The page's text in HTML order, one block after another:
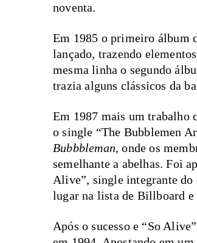
noventa.
Em 1985 o primeiro álbum
lançado, trazendo
mesma linha o segundo
trazia alguns clássicos da
Em 1987 mais um trabalho
o single “The Bubblemen
Bubbbleman, onde os
semelhante a abelhas. Foi
Alive”, single integrante do
lugar na lista de Billboard e
Após o sucesso e “So